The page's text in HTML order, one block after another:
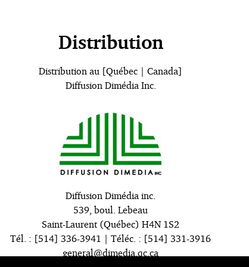
Distribution
Distribution au [Québec | Canada]
Diffusion Dimédia Inc.
Diffusion Dimédia inc.
539, boul. Lebeau
Saint-Laurent (Québec) H4N 1S2
Tél. : [514] 336-3941 | Téléc. : [514] 331-3916
general@dimedia.qc.ca